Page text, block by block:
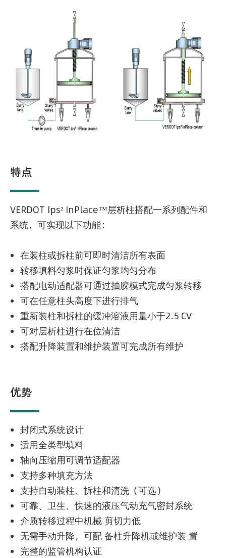
特点
VERDOT Ips² InPlace™层析柱搭配一系列配件和
系统，可实现以下功能：
在装柱或拆柱前可即时清洁所有表面
转移填料匀浆时保证匀浆均匀分布
搭配电动适配器可通过抽胶模式完成匀浆转移
可在任意柱头高度下进行排气
重新装柱和拆柱的缓冲溶液用量小于2.5 CV
可对层析柱进行在位清洁
搭配升降装置和维护装置可完成所有维护
优势
封闭式系统设计
适用全类型填料
轴向压缩用可调节适配器
支持多种填充方法
支持自动装柱、拆柱和清洗（可选）
可靠、卫生、快速的液压气动充气密封系统
介质转移过程中机械 剪切力低
无需手动升降，可配 备柱升降机或维护装 置
完整的监管机构认证